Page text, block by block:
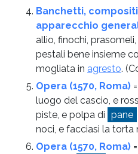
Banchetti,
apparecchio
allio, finochi,
pestali bene insieme
mogliata in agresto.
Opera (1570, Roma)
luogo del cascio, e
piste, e polpa di pane
noci, e facciasi la torta
Opera (1570, Roma)